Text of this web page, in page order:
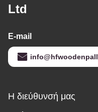
Ltd
E-mail
Η διεύθυνσή μας